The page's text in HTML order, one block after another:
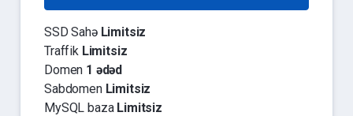
SSD Sahə Limitsiz
Traffik Limitsiz
Domen 1 ədəd
Sabdomen Limitsiz
MySQL baza Limitsiz